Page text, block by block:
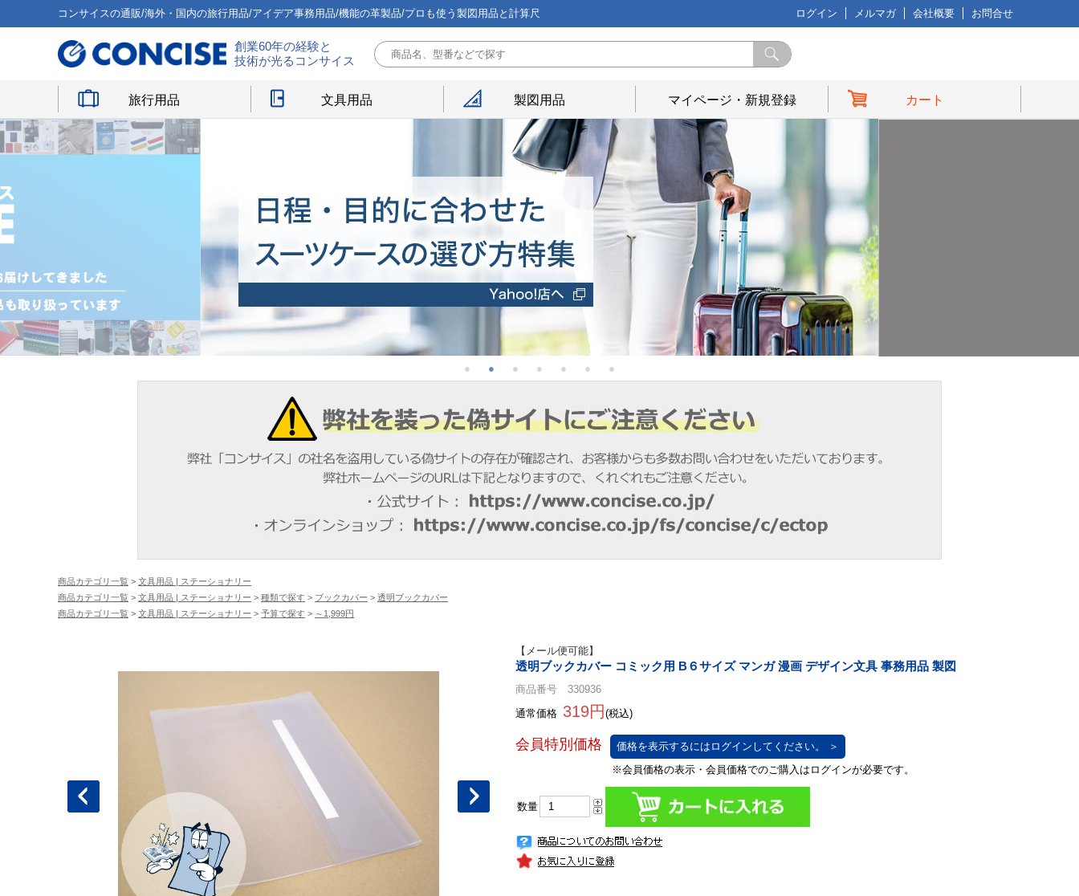
コンサイスの通販/海外・国内の旅行用品/アイデア事務用品/機能の革製品/プロも使う製図用品と計算尺 ログイン メルマガ 会社概要 お問合せ
創業60年の経験と
技術が光るコンサイス
旅行用品 文具用品 製図用品 マイページ・新規登録 カート
商品カテゴリ一覧 > 文具用品 | ステーショナリー
商品カテゴリ一覧 > 文具用品 | ステーショナリー > 種類で探す > ブックカバー > 透明ブックカバー
商品カテゴリ一覧 > 文具用品 | ステーショナリー > 予算で探す > ～1,999円
【メール便可能】
透明ブックカバー コミック用 B６サイズ マンガ 漫画 デザイン文具 事務用品 製図
商品番号 330936
通常価格 319円 (税込)
価格を表示するにはログインしてください。 ＞
数量